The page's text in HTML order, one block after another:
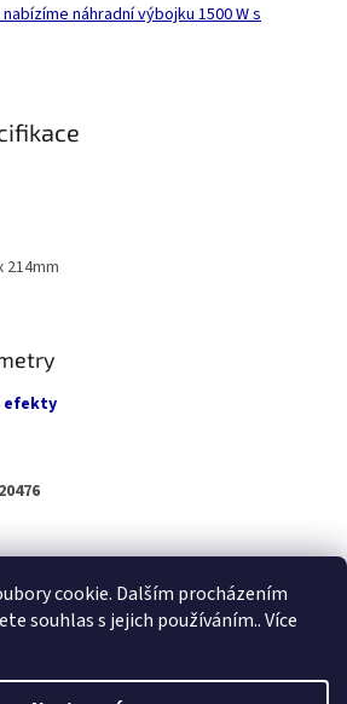
cookie. Dalším procházením
souhlas s jejich používáním.. Více
náhradní výbojku 1500 W s
214mm
efekty
SOH.cz E-shop SOH.cz